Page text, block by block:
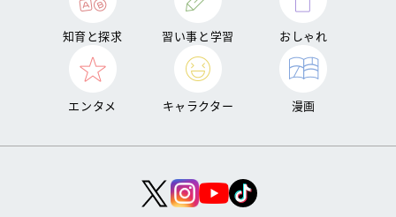
知育と探求 習い事と学習 おしゃれ
エンタメ キャラクター 漫画